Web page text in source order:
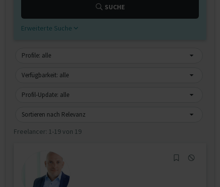
SUCHE
Erweiterte Suche
Profile: alle
Verfügbarkeit: alle
Profil-Update: alle
Sortieren nach Relevanz
Freelancer: 1-19 von 19